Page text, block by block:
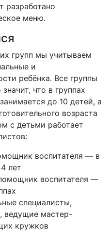
разработано
меню.
групп мы учитываем
и
ребёнка. Все группы
что в группах
до 10 детей, а
возраста
с детьми работает
воспитателя — в
лет
воспитателя —
специалисты,
ведущие мастер-
кружков